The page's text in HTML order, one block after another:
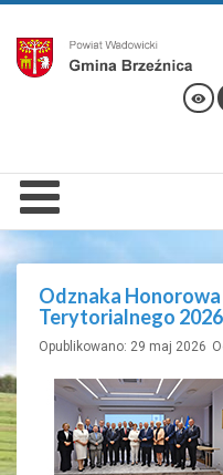
Odznaka Honorowa
Terytorialnego 2026
Opublikowano: 29 maj 2026